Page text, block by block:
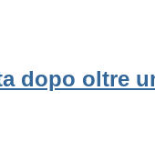
dopo oltre